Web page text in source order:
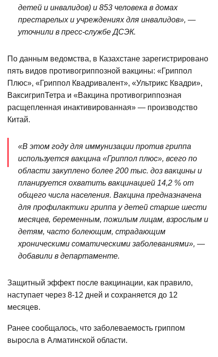
детей и инвалидов) и 853 человека в домах
престарелых и учреждениях для инвалидов», —
уточнили в пресс-службе ДСЭК.
По данным ведомства, в Казахстане зарегистрировано
пять видов противогриппозной вакцины: «Гриппол
Плюс», «Гриппол Квадривалент», «Ультрикс Квадри»,
ВаксигрипТетра и «Вакцина противогриппозная
расщепленная инактивированная» — производство
Китай.
«В этом году для иммунизации против гриппа
используется вакцина «Гриппол плюс», всего по
области закуплено более 200 тыс. доз вакцины и
планируется охватить вакцинацией 14,2 % от
общего числа населения. Вакцина предназначена
для профилактики гриппа у детей старше шести
месяцев, беременным, пожилым лицам, взрослым и
детям, часто болеющим, страдающим
хроническими соматическими заболеваниями», —
добавили в департаменте.
Защитный эффект после вакцинации, как правило,
наступает через 8-12 дней и сохраняется до 12
месяцев.
Ранее сообщалось, что заболеваемость гриппом
выросла в Алматинской области.